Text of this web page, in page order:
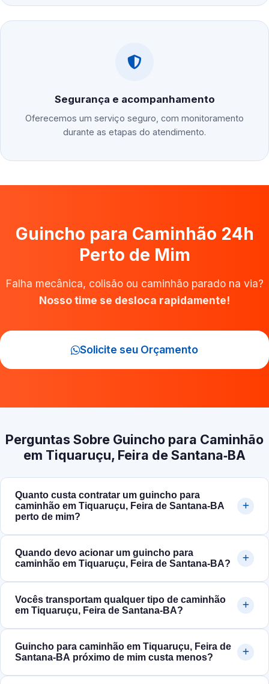
Segurança e acompanhamento
Oferecemos um serviço seguro, com monitoramento
durante as etapas do atendimento.
Guincho para Caminhão 24h
Perto de Mim
Falha mecânica, colisão ou caminhão parado na via?
Nosso time se desloca rapidamente!
Solicite seu Orçamento
Perguntas Sobre Guincho para Caminhão
em Tiquaruçu, Feira de Santana‑BA
Quanto custa contratar um guincho para
caminhão em Tiquaruçu, Feira de Santana‑BA
perto de mim?
Quando devo acionar um guincho para
caminhão em Tiquaruçu, Feira de Santana‑BA?
Vocês transportam qualquer tipo de caminhão
em Tiquaruçu, Feira de Santana‑BA?
Guincho para caminhão em Tiquaruçu, Feira de
Santana‑BA próximo de mim custa menos?